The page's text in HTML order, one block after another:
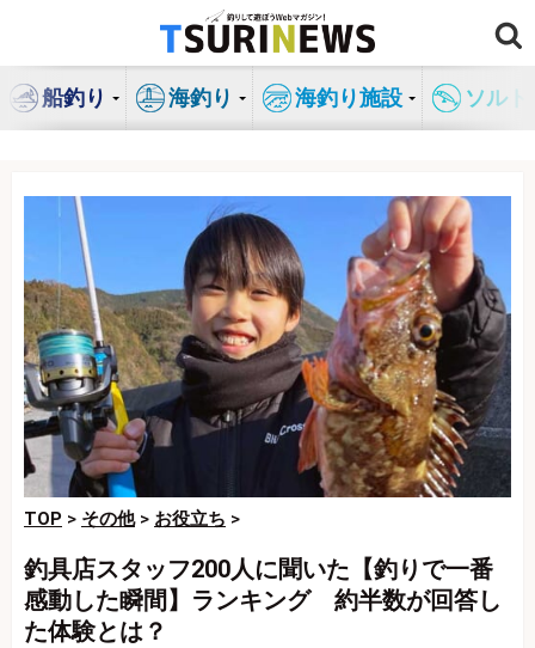
ン
船釣り 海釣り 海釣り施設 ソル
TOP > その他> お役立ち >
釣具店スタッフ200人に聞いた【釣りで一番
感動した瞬間】ランキング 約半数が回答し
た体験とは？